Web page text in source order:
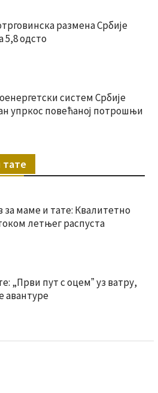
размена Србије
5,8 одсто
систем Србије
упркос повећаној потрошњи
тате
за маме и тате: Квалитетно
летњег распуста
„Први пут с оцемˮ уз ватру,
авантуре